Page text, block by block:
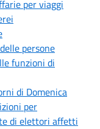
per viaggi
persone
funzioni di
di Domenica
per
di elettori affetti